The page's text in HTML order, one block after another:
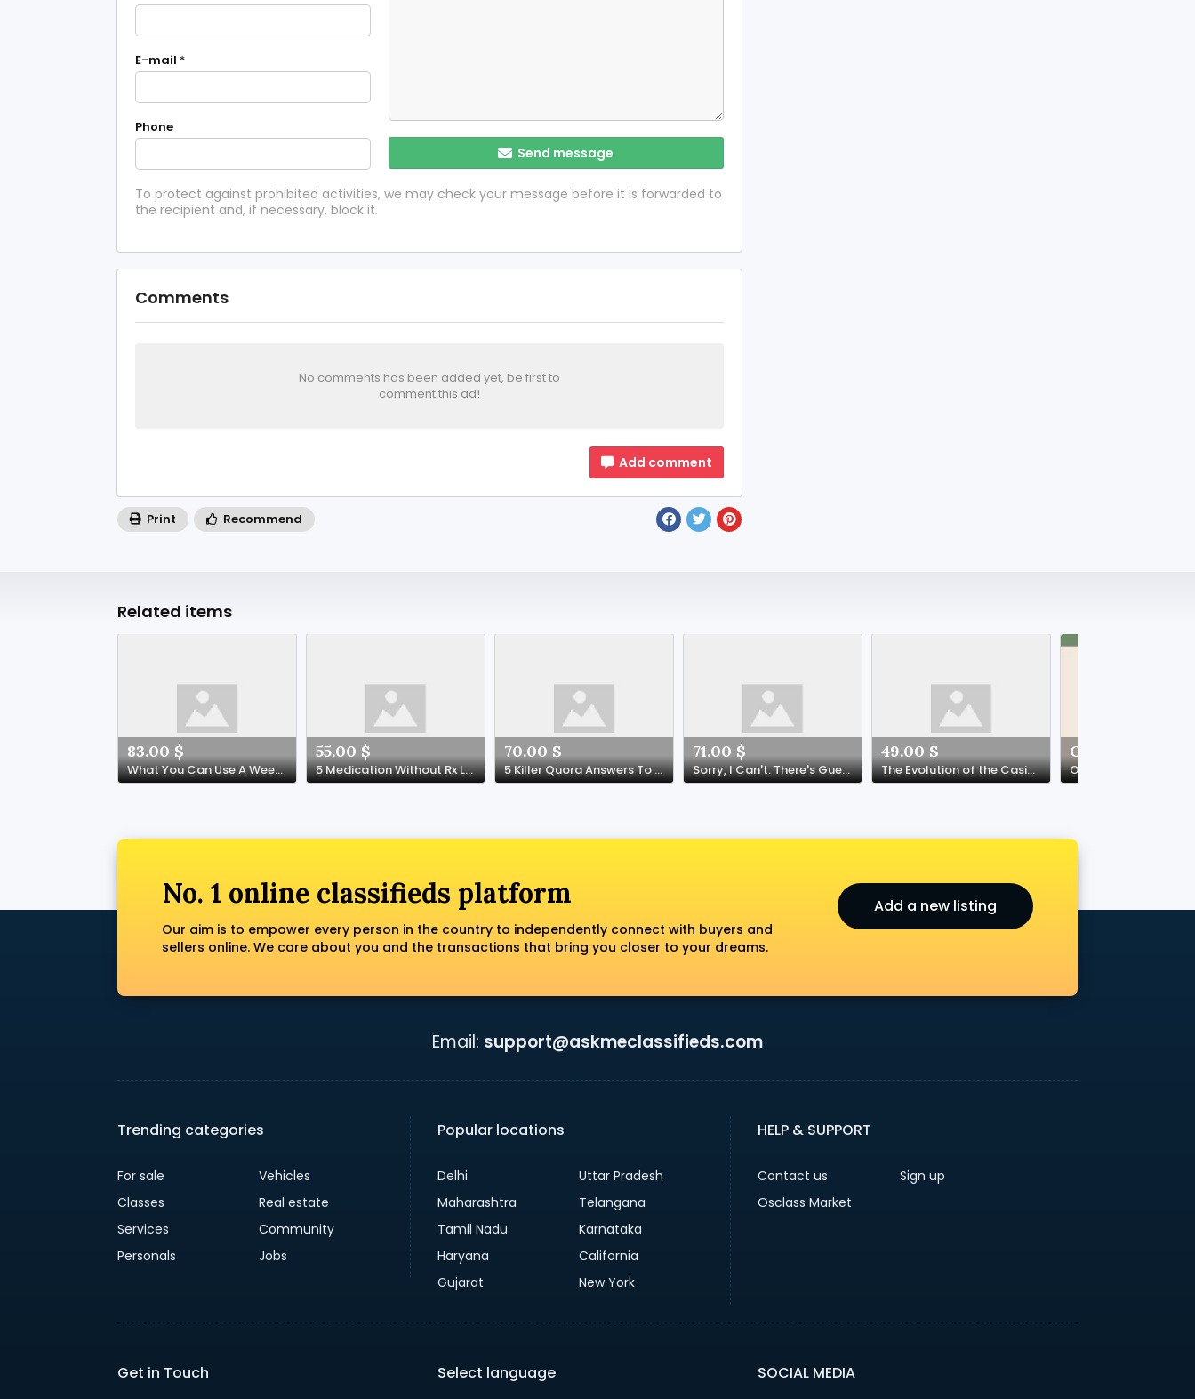
E-mail *
Phone
Send message
To protect against prohibited activities, we may check your message before it is forwarded to
the recipient and, if necessary, block it.
Comments
No comments has been added yet, be first to
comment this ad!
Add comment
Print Recommend
Related items
83.00 $
What You Can Use A Weekly Order Genuine Goethe Zertifikat Online Project Can Change Your Life
55.00 $
5 Medication Without Rx Lessons From The Pros
70.00 $
5 Killer Quora Answers To Purchasing Medication Online
71.00 $
Sorry, I Can't. There's Guest Foam Under the Couch Cushion Again
49.00 $
The Evolution of the Casino Slot Machine
Check with
No. 1 online classifieds platform
Our aim is to empower every person in the country to independently connect with buyers and
sellers online. We care about you and the transactions that bring you closer to your dreams.
Add a new listing
Email: support@askmeclassifieds.com
Trending categories
For sale
Vehicles
Classes
Real estate
Services
Community
Personals
Jobs
Popular locations
Delhi
Uttar Pradesh
Maharashtra
Telangana
Tamil Nadu
Karnataka
Haryana
California
Gujarat
New York
HELP & SUPPORT
Contact us
Sign up
Osclass Market
Get in Touch Select language SOCIAL MEDIA